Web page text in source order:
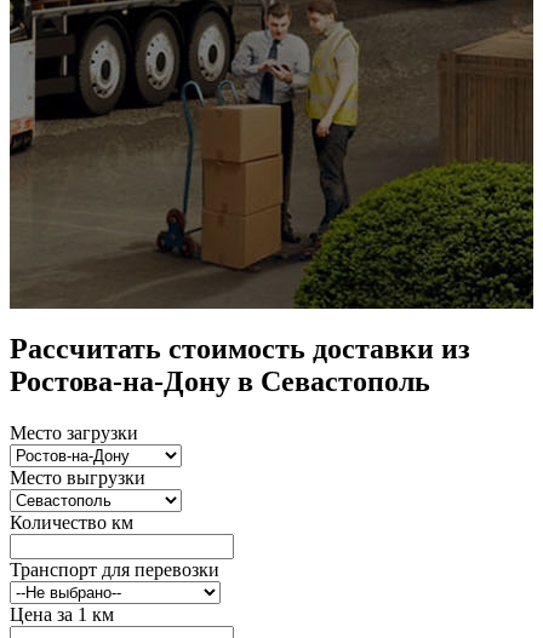
Рассчитать стоимость доставки из
Ростова-на-Дону в Севастополь
Место загрузки
Место выгрузки
Количество км
Транспорт для перевозки
Цена за 1 км